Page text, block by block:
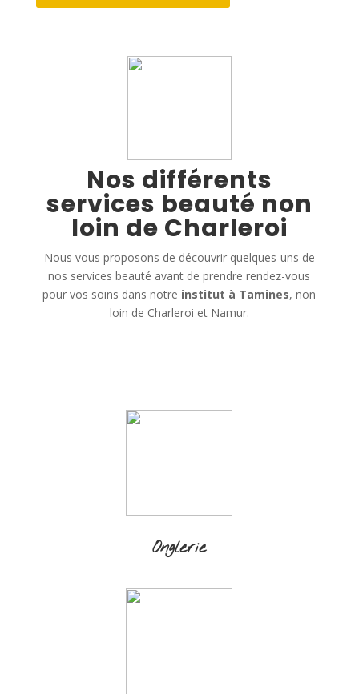
Nos différents
services beauté non
loin de Charleroi
Nous vous proposons de découvrir quelques-uns de
nos services beauté avant de prendre rendez-vous
pour vos soins dans notre institut à Tamines, non
loin de Charleroi et Namur.
Onglerie